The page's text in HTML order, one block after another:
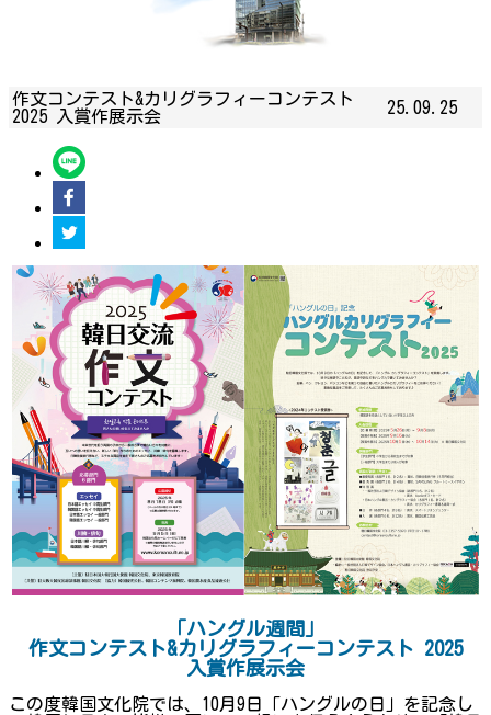
作文コンテスト&カリグラフィーコンテスト
2025 入賞作展示会
25.09.25
「ハングル週間」
作文コンテスト&カリグラフィーコンテスト 2025
入賞作展示会
この度韓国文化院では、10月9日「ハングルの日」を記念し